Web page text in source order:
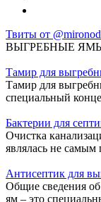
Твиты от
ВЫГРЕБНЫЕ
Тамир для
Тамир для
специальный
Бактерии для
Очистка
являлась не
Антисептик для
Общие сведения
ям – это